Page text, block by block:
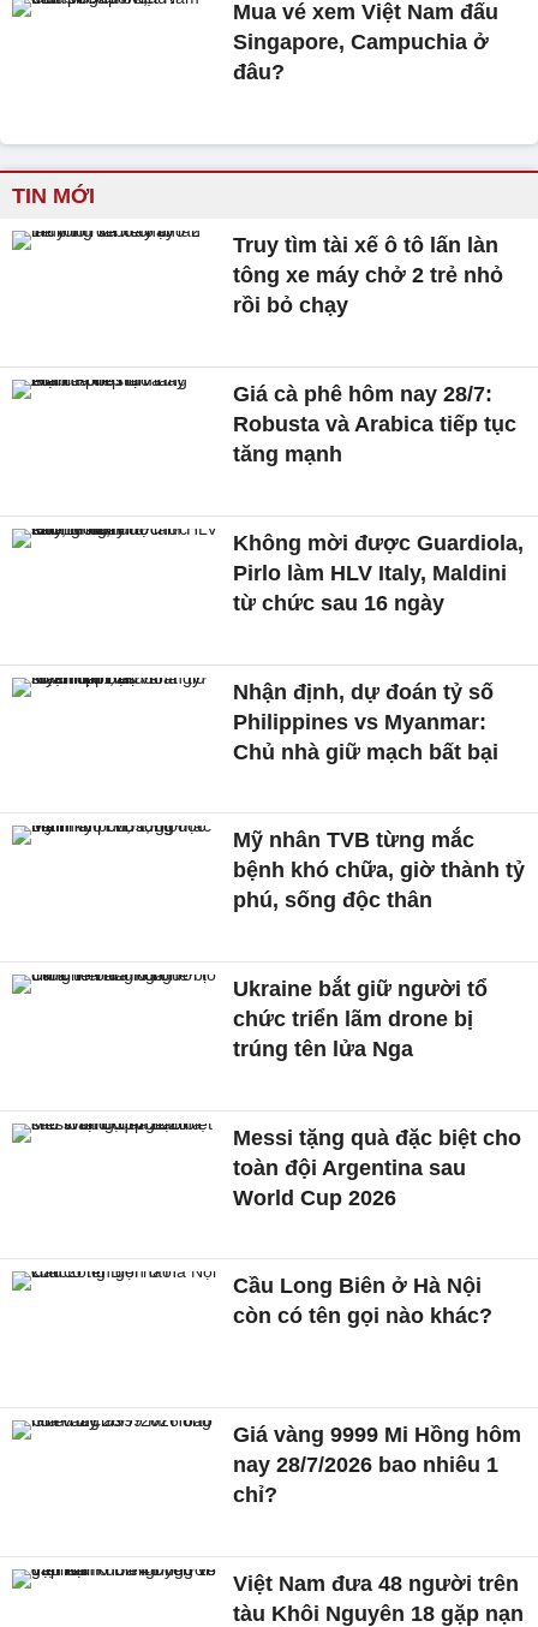
Mua vé xem Việt Nam đấu
Singapore, Campuchia ở
đâu?
TIN MỚI
Truy tìm tài xế ô tô lấn làn
tông xe máy chở 2 trẻ nhỏ
rồi bỏ chạy
Giá cà phê hôm nay 28/7:
Robusta và Arabica tiếp tục
tăng mạnh
Không mời được Guardiola,
Pirlo làm HLV Italy, Maldini
từ chức sau 16 ngày
Nhận định, dự đoán tỷ số
Philippines vs Myanmar:
Chủ nhà giữ mạch bất bại
Mỹ nhân TVB từng mắc
bệnh khó chữa, giờ thành tỷ
phú, sống độc thân
Ukraine bắt giữ người tổ
chức triển lãm drone bị
trúng tên lửa Nga
Messi tặng quà đặc biệt cho
toàn đội Argentina sau
World Cup 2026
Cầu Long Biên ở Hà Nội
còn có tên gọi nào khác?
Giá vàng 9999 Mi Hồng hôm
nay 28/7/2026 bao nhiêu 1
chỉ?
Việt Nam đưa 48 người trên
tàu Khôi Nguyên 18 gặp nạn